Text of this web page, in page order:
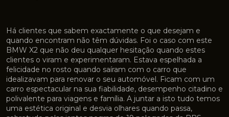
Há clientes que sabem exactamente o que desejam e
quando encontram não têm dúvidas. Foi o caso com este
BMW X2 que não deu qualquer hesitação quando estes
clientes o viram e experimentaram. Estava espelhada a
felicidade no rosto quando saíram com o carro que
idealizavam para renovar o seu automóvel. Ficam com um
carro espectacular na sua fiabilidade, desempenho citadino e
polivalente para viagens e família. A juntar a isto tudo temos
uma estética original e desvia olhares quando passa,